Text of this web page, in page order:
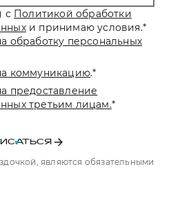
с Политикой обработки
и принимаю условия.*
обработку персональных
коммуникацию.*
предоставление
третьим лицам.*
являются обязательными